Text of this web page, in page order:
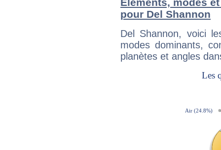
Éléments, modes
pour Del Shannon
Del Shannon, voici
modes dominants,
planètes et angles